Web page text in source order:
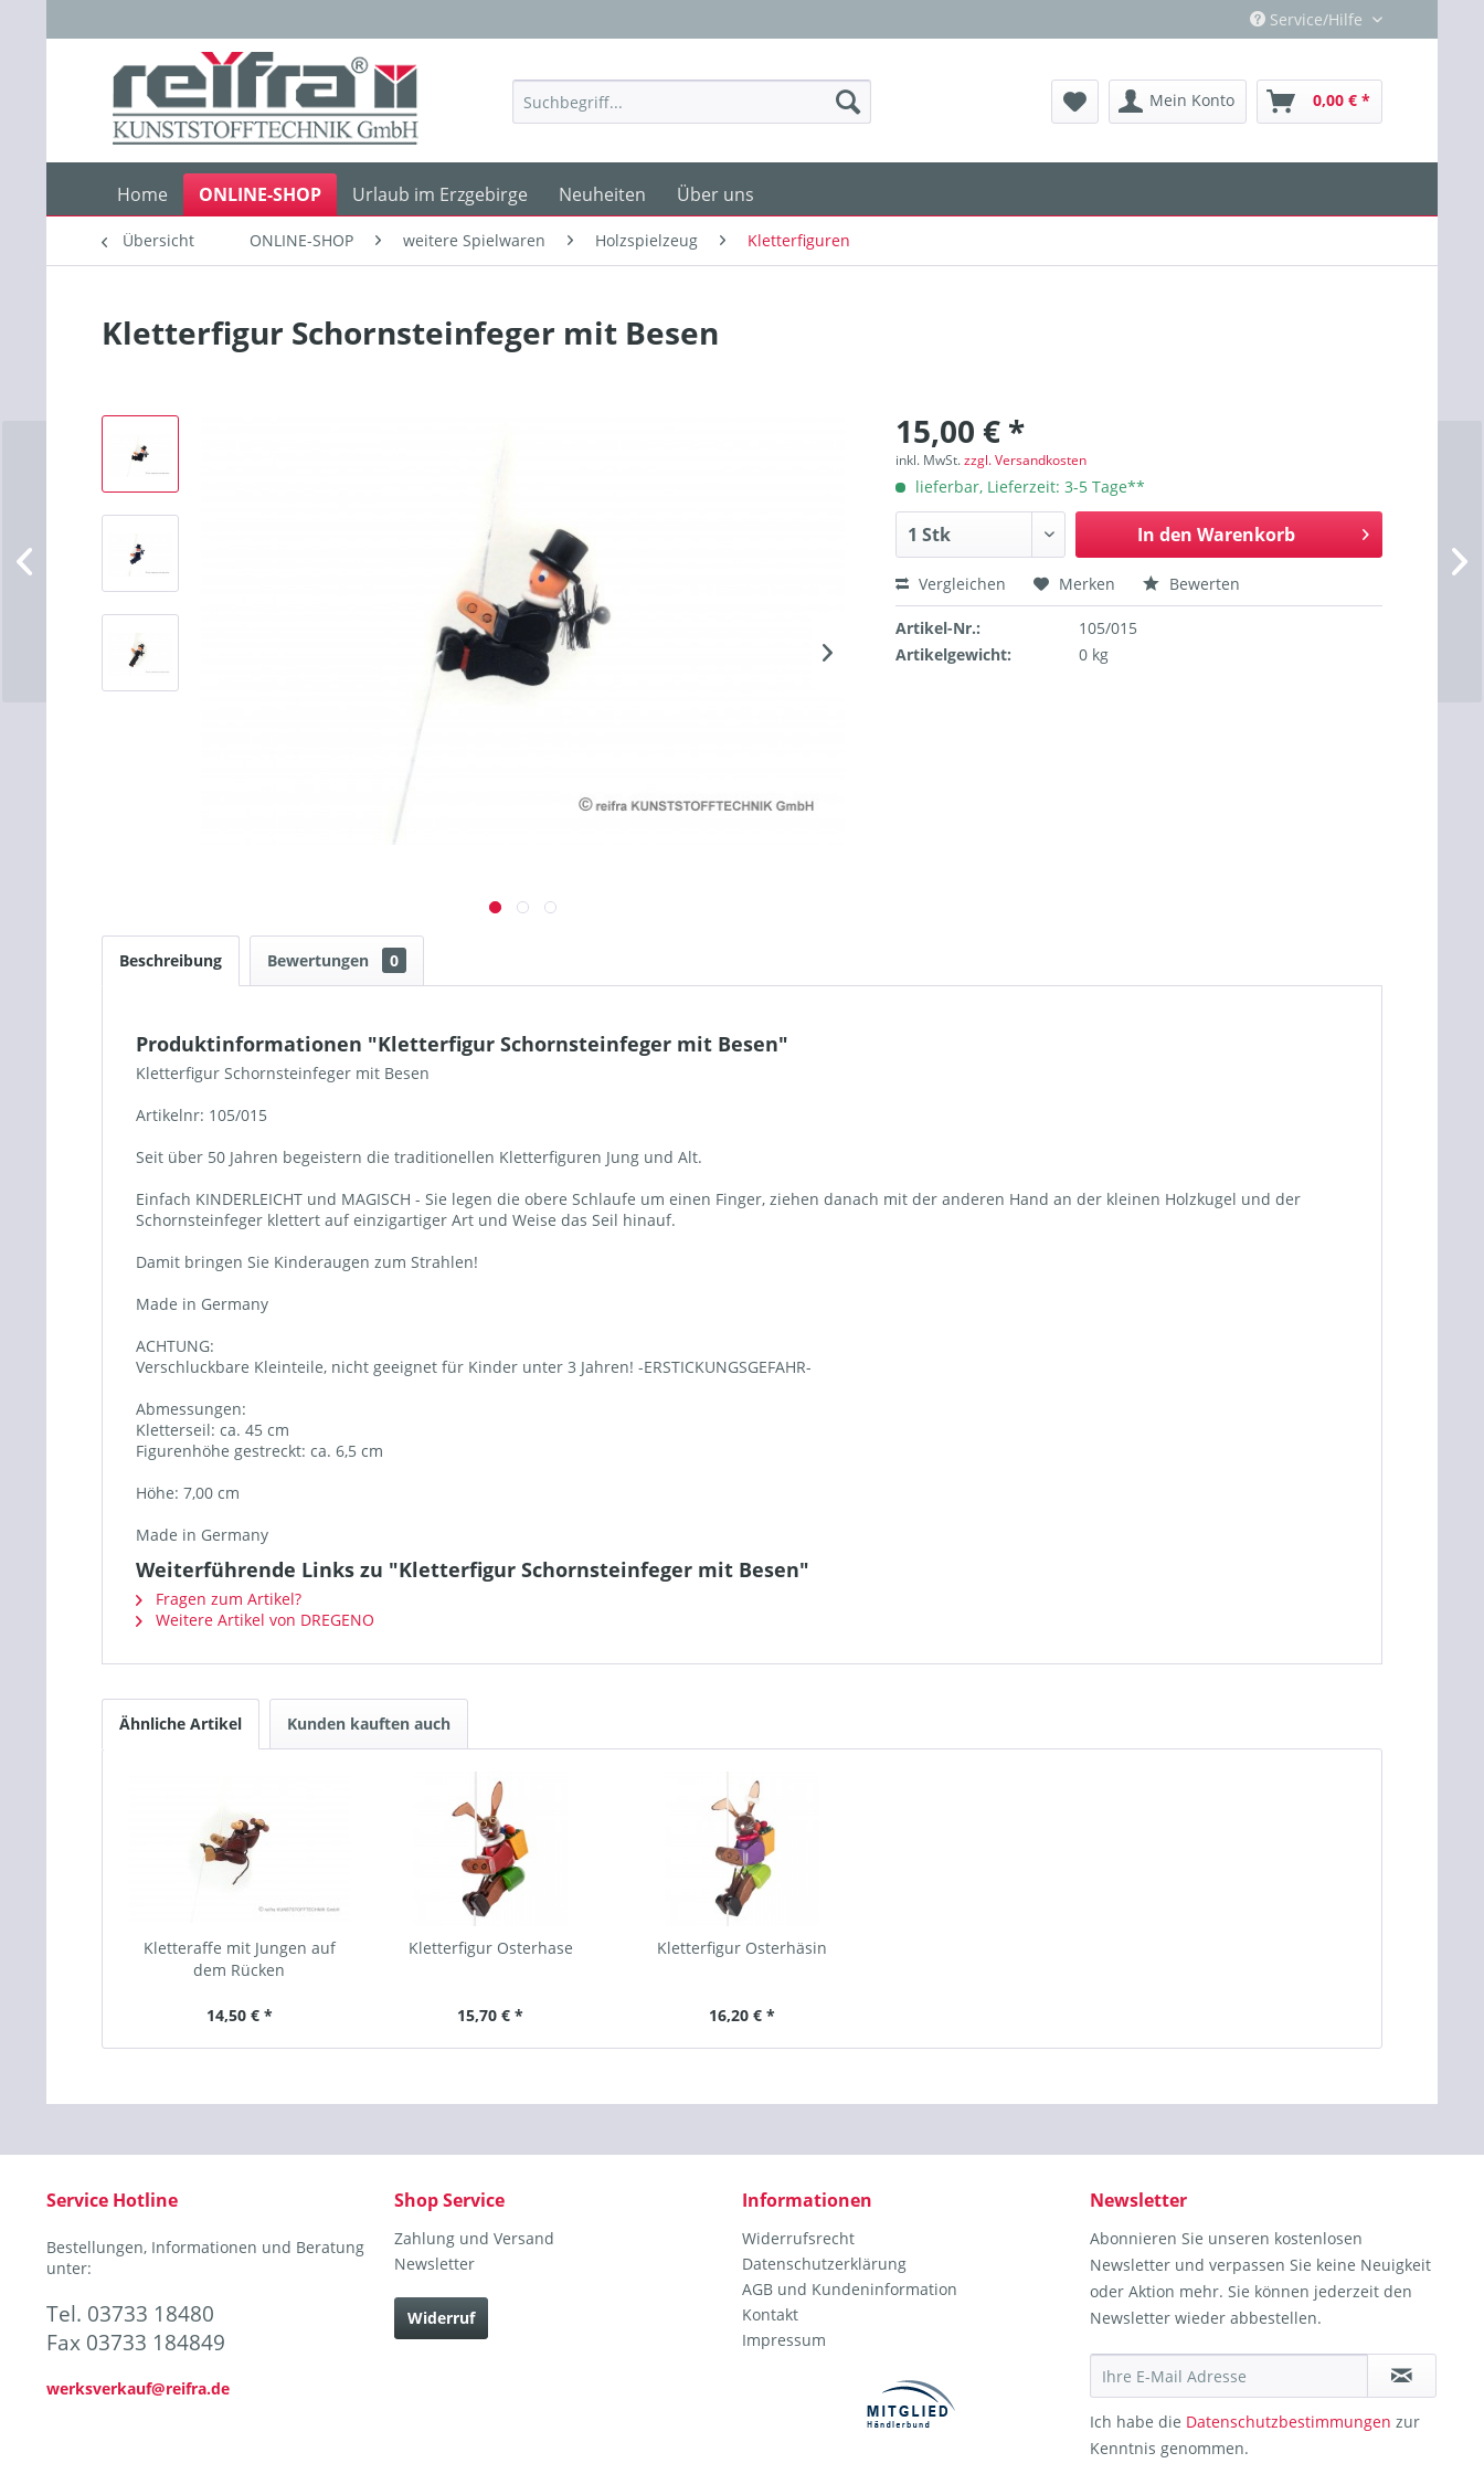
Service/Hilfe
Mein Konto 0,00 € *
Home ONLINE-SHOP Urlaub im Erzgebirge Neuheiten Über uns
Übersicht ONLINE-SHOP weitere Spielwaren Holzspielzeug Kletterfiguren
Kletterfigur Schornsteinfeger mit Besen
15,00 € *
inkl. MwSt.zzgl. Versandkosten
lieferbar, Lieferzeit: 3-5 Tage**
In den Warenkorb
Vergleichen Merken Bewerten
Artikel-Nr.:
105/015
Artikelgewicht:
0 kg
Beschreibung Bewertungen 0
Produktinformationen "Kletterfigur Schornsteinfeger mit Besen"
Kletterfigur Schornsteinfeger mit Besen
Artikelnr: 105/015
Seit über 50 Jahren begeistern die traditionellen Kletterfiguren Jung und Alt.
Einfach KINDERLEICHT und MAGISCH - Sie legen die obere Schlaufe um einen Finger, ziehen danach mit der anderen Hand an der kleinen Holzkugel und der
Schornsteinfeger klettert auf einzigartiger Art und Weise das Seil hinauf.
Damit bringen Sie Kinderaugen zum Strahlen!
Made in Germany
ACHTUNG:
Verschluckbare Kleinteile, nicht geeignet für Kinder unter 3 Jahren! -ERSTICKUNGSGEFAHR-
Abmessungen:
Kletterseil: ca. 45 cm
Figurenhöhe gestreckt: ca. 6,5 cm
Höhe: 7,00 cm
Made in Germany
Weiterführende Links zu "Kletterfigur Schornsteinfeger mit Besen"
Fragen zum Artikel?
Weitere Artikel von DREGENO
Ähnliche Artikel Kunden kauften auch
Kletteraffe mit Jungen auf
dem Rücken
14,50 € *
Kletterfigur Osterhase
15,70 € *
Kletterfigur Osterhäsin
16,20 € *
Service Hotline
Bestellungen, Informationen und Beratung
unter:
Tel. 03733 18480
Fax 03733 184849
werksverkauf@reifra.de
Shop Service
Zahlung und Versand
Newsletter
Widerruf
Informationen
Widerrufsrecht
Datenschutzerklärung
AGB und Kundeninformation
Kontakt
Impressum
Newsletter
Abonnieren Sie unseren kostenlosen
Newsletter und verpassen Sie keine Neuigkeit
oder Aktion mehr. Sie können jederzeit den
Newsletter wieder abbestellen.
Ich habe die Datenschutzbestimmungen zur
Kenntnis genommen.